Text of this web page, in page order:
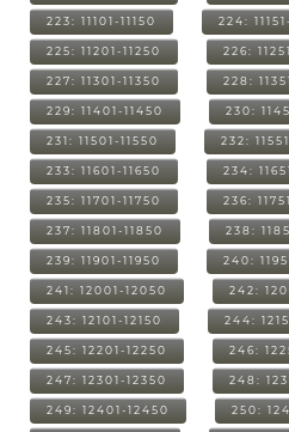
223: 11101-11150 224:
225: 11201-11250 226:
227: 11301-11350 228:
229: 11401-11450 230:
231: 11501-11550 232:
233: 11601-11650 234:
235: 11701-11750 236:
237: 11801-11850 238:
239: 11901-11950 240:
241: 12001-12050 242:
243: 12101-12150 244:
245: 12201-12250 246:
247: 12301-12350 248:
249: 12401-12450 250: